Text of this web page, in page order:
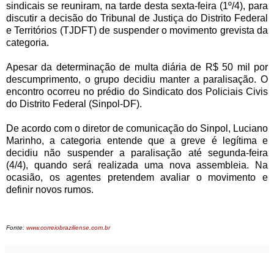
sindicais se reuniram, na tarde desta sexta-feira (1º/4), para
discutir a decisão do Tribunal de Justiça do Distrito Federal
e Territórios (TJDFT) de suspender o movimento grevista da
categoria.
Apesar da determinação de multa diária de R$ 50 mil por
descumprimento, o grupo decidiu manter a paralisação. O
encontro ocorreu no prédio do Sindicato dos Policiais Civis
do Distrito Federal (Sinpol-DF).
De acordo com o diretor de comunicação do Sinpol, Luciano
Marinho, a categoria entende que a greve é legítima e
decidiu não suspender a paralisação até segunda-feira
(4/4), quando será realizada uma nova assembleia. Na
ocasião, os agentes pretendem avaliar o movimento e
definir novos rumos.
Fonte: www.correiobraziliense.com.br